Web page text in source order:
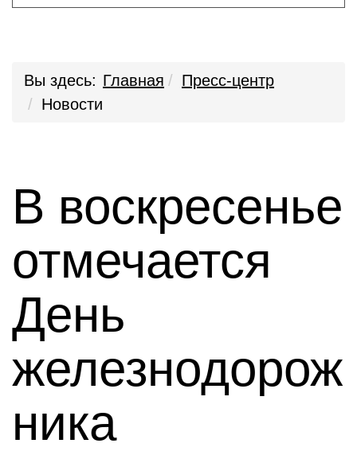
Вы здесь: Главная
Пресс-центр
Новости
В воскресенье
отмечается
День
железнодорож
ника